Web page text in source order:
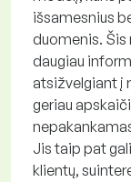
išsamesnius
duomenis.
daugiau
atsižvelgiant į
geriau
Jis taip pat
klientų,